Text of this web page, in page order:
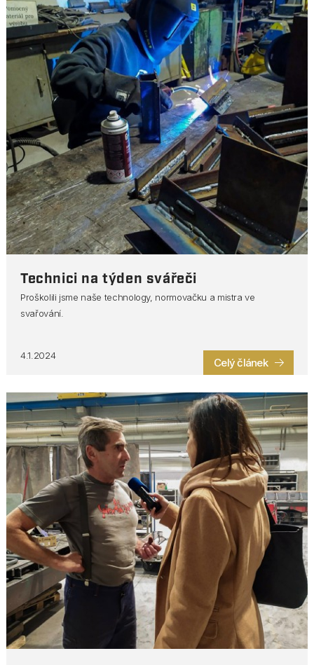
Technici na týden svářeči
Proškolili jsme naše technology, normovačku a mistra ve
svařování.
4.1.2024
Celý článek